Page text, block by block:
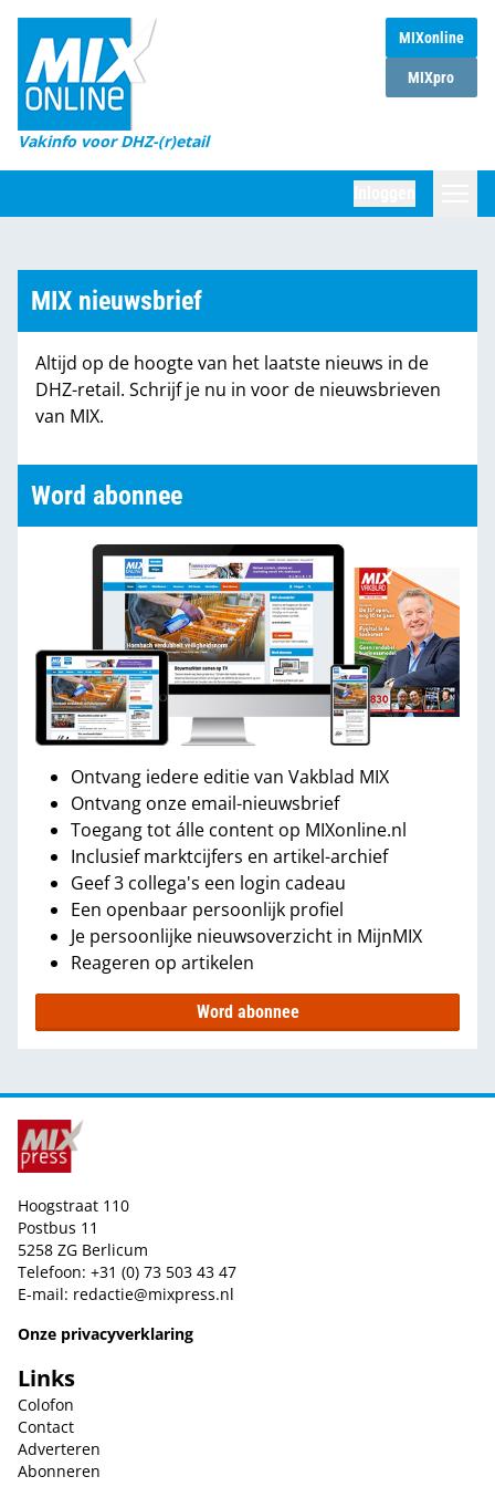
MIXonline
MIXpro
Vakinfo voor DHZ-(r)etail
Home
Magazines
DHZ Sessie
Marktcijfers
Partners
MIX nieuwsbrief
Altijd op de hoogte van het laatste nieuws in de
DHZ-retail. Schrijf je nu in voor de nieuwsbrieven
van MIX.
Word abonnee
Ontvang iedere editie van Vakblad MIX
Ontvang onze email-nieuwsbrief
Toegang tot álle content op MIXonline.nl
Inclusief marktcijfers en artikel-archief
Geef 3 collega's een login cadeau
Een openbaar persoonlijk profiel
Je persoonlijke nieuwsoverzicht in MijnMIX
Reageren op artikelen
Word abonnee
Hoogstraat 110
Postbus 11
5258 ZG Berlicum
Telefoon: +31 (0) 73 503 43 47
E-mail: redactie@mixpress.nl
Onze privacyverklaring
Links
Colofon
Contact
Adverteren
Abonneren